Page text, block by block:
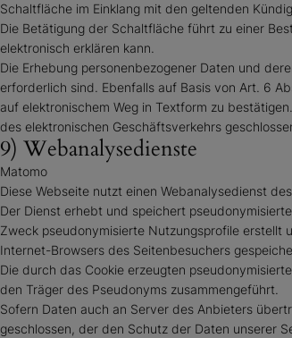
Schaltfläche im Einklang mit den geltenden
Die Betätigung der Schaltfläche führt zu einer
elektronisch erklären kann.
Die Erhebung personenbezogener Daten und
erforderlich sind. Ebenfalls auf Basis von Art. 6
auf elektronischem Weg in Textform zu
des elektronischen Geschäftsverkehrs
9) Webanalysedienste
Matomo
Diese Webseite nutzt einen Webanalysedienst
Der Dienst erhebt und speichert
Zweck pseudonymisierte Nutzungsprofile erstellt
Internet-Browsers des Seitenbesuchers
Die durch das Cookie erzeugten
den Träger des Pseudonyms zusammengeführt.
Sofern Daten auch an Server des Anbieters
geschlossen, der den Schutz der Daten unserer